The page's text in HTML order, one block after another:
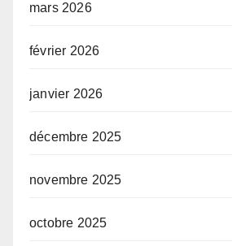
mars 2026
février 2026
janvier 2026
décembre 2025
novembre 2025
octobre 2025